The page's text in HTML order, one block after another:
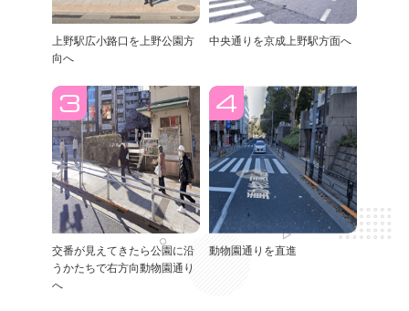
上野駅広小路口を上野公園方
向へ
中央通りを京成上野駅方面へ
交番が見えてきたら公園に沿
うかたちで右方向動物園通り
へ
動物園通りを直進